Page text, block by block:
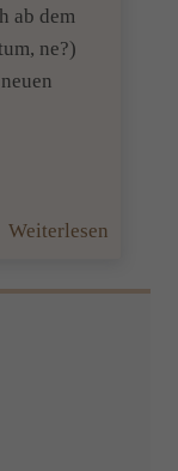
ab dem
ne?)
Weiterlesen